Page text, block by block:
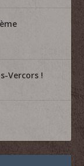
Vercors !